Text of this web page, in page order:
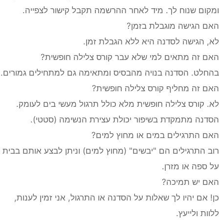
שנוח לך. מיד לאחר ההרשמה תקבל קישור לצפייה.
הגישה מוגבלת בזמן?
הגישה לסדנה היא ללא הגבלת זמן.
זה מתאים למי שלא עבר קורס צלילה חופשית?
הסדנה בנויה מהבסיס ומתאימה גם למתחילים גמורים.
זה מחליף קורס צלילה חופשית?
קורס צלילה חופשית מלא כולל תרגול מעשי בים לעומק.
מתמקדת בשיפור יכולת עצירת הנשימה (סטטי).
התרגילים במים או מחוץ למים?
התרגילים הם "יבשים" (מחוץ למים) וניתן לבצע אותם בבית
או מזרן.
יש תמיכה?
אם יהיו לך שאלות על הסדנה או התרגול, אני זמין לענות,
ולייעץ.